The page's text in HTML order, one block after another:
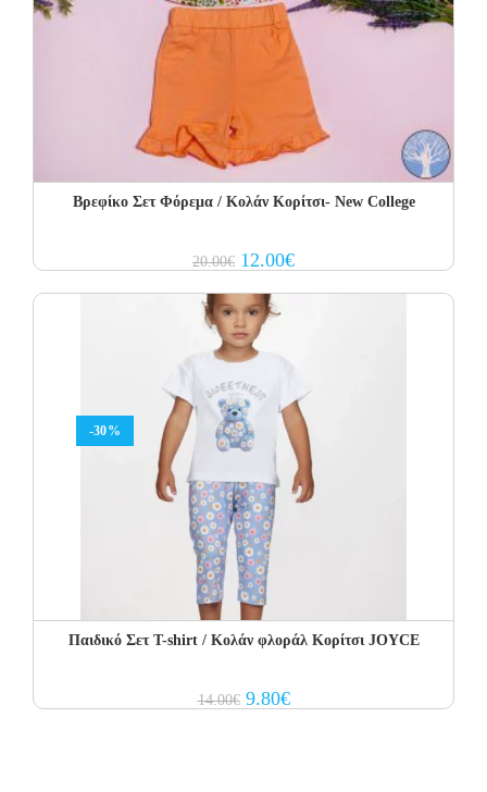
Βρεφίκο Σετ Φόρεμα / Κολάν Κορίτσι- New College
20.00€ Original
price
20.00€.
12.00€Current
price
-30%
Παιδικό Σετ T-shirt / Κολάν φλοράλ Κορίτσι JOYCE
14.00€ Original
price
9.80€Current
price